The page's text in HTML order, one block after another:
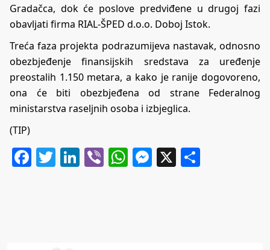
Gradačca, dok će poslove predviđene u drugoj fazi
obavljati firma RIAL-ŠPED d.o.o. Doboj Istok.
Treća faza projekta podrazumijeva nastavak, odnosno
obezbjeđenje finansijskih sredstava za uređenje
preostalih 1.150 metara, a kako je ranije dogovoreno,
ona će biti obezbjeđena od strane Federalnog
ministarstva raseljnih osoba i izbjeglica.
(TIP)
Facebook
Twitter
LinkedIn
ViberWhatsApp
Messenger
X